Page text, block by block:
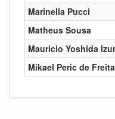
Marinella Pucci
Matheus Sousa
Mauricio Yoshida
Mikael Peric de